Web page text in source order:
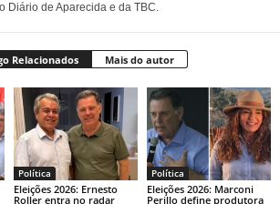
Diário de Aparecida e da TBC.
Relacionados Mais do autor
Política
Eleições 2026: Ernesto
Roller entra no radar
Política
Eleições 2026: Marconi
Perillo define produtora